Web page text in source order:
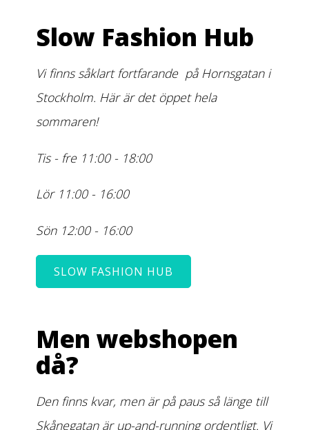
Slow Fashion Hub
Vi finns såklart fortfarande på Hornsgatan i
Stockholm. Här är det öppet hela
sommaren!
Tis - fre 11:00 - 18:00
Lör 11:00 - 16:00
Sön 12:00 - 16:00
SLOW FASHION HUB
Men webshopen
då?
Den finns kvar, men är på paus så länge till
Skånegatan är up-and-running ordentligt. Vi